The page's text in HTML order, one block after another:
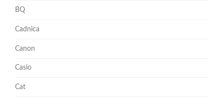
BQ
Cadnica
Canon
Casio
Cat